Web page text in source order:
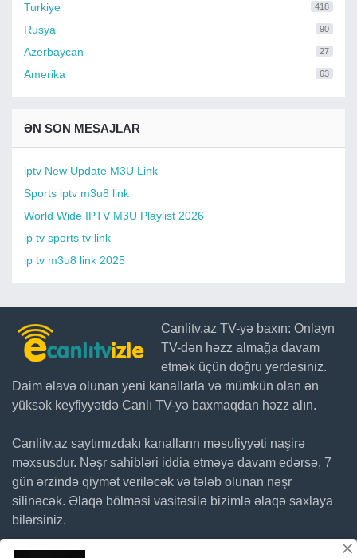
Turkiye 418
Rusya 90
Azerbaycan 27
Amerika 63
ƏN SON MESAJLAR
iptv New Update M3U Link
Sports iptv m3u8 link
World Wide IPTV M3U Playlist 2026
ip tv sports tv link
ip tv m3u8 link 2025
Canlitv.az TV-yə baxın: Onlayn
TV-dən həzz almağa davam
etmək üçün doğru yerdəsiniz.
Daim əlavə olunan yeni kanallarla və mümkün olan ən
yüksək keyfiyyətdə Canlı TV-yə baxmaqdan həzz alın.
Canlitv.az saytımızdakı kanalların məsuliyyəti naşirə
məxsusdur. Nəşr sahibləri iddia etməyə davam edərsə, 7
gün ərzində qiymət veriləcək və tələb olunan nəşr
silinəcək. Əlaqə bölməsi vasitəsilə bizimlə əlaqə saxlaya
bilərsiniz.